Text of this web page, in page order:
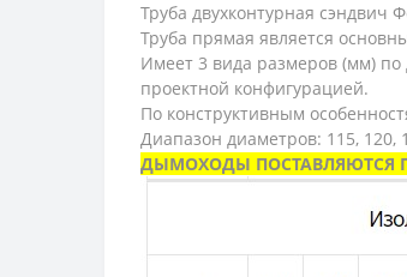
Труба двухконтурная сэндвич
Труба прямая является
Имеет 3 вида размеров (мм) по
проектной конфигурацией.
По конструктивным
Диапазон диаметров: 115, 120,
ДЫМОХОДЫ ПОСТАВЛЯЮТСЯ